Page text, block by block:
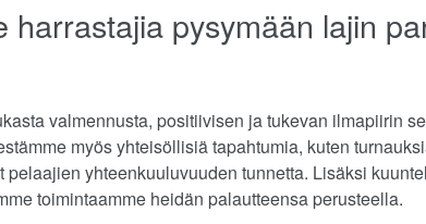
harrastajia pysymään lajin
valmennusta, positiivisen ja tukevan ilmapiirin
myös yhteisöllisiä tapahtumia, kuten
yhteenkuuluvuuden tunnetta. Lisäksi
toimintaamme heidän palautteensa perusteella.